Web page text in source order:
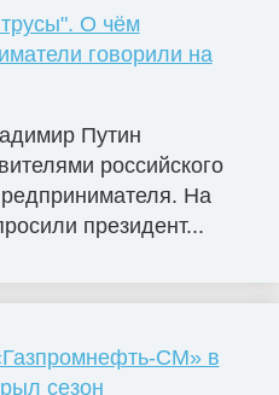
О чём
говорили на
Путин
российского
На
президент...
СМ» в
сезон